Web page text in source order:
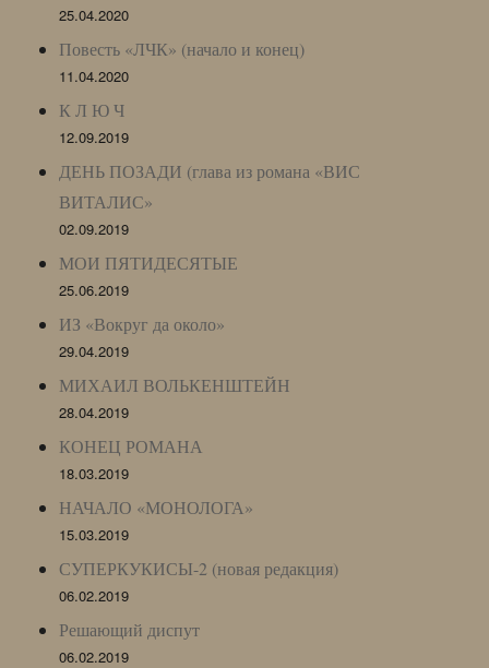
25.04.2020
Повесть «ЛЧК» (начало и конец)
11.04.2020
К Л Ю Ч
12.09.2019
ДЕНЬ ПОЗАДИ (глава из романа «ВИС
ВИТАЛИС»
02.09.2019
МОИ ПЯТИДЕСЯТЫЕ
25.06.2019
ИЗ «Вокруг да около»
29.04.2019
МИХАИЛ ВОЛЬКЕНШТЕЙН
28.04.2019
КОНЕЦ РОМАНА
18.03.2019
НАЧАЛО «МОНОЛОГА»
15.03.2019
СУПЕРКУКИСЫ-2 (новая редакция)
06.02.2019
Решающий диспут
06.02.2019